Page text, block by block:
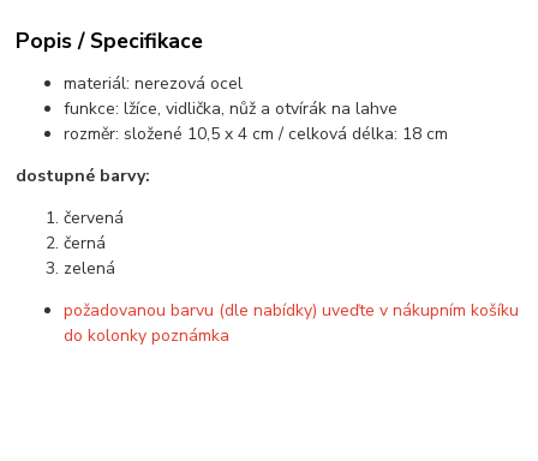
Popis / Specifikace
materiál: nerezová ocel
funkce: lžíce, vidlička, nůž a otvírák na lahve
rozměr: složené 10,5 x 4 cm / celková délka: 18 cm
dostupné barvy:
červená
černá
zelená
požadovanou barvu (dle nabídky) uveďte v nákupním košíku
do kolonky poznámka